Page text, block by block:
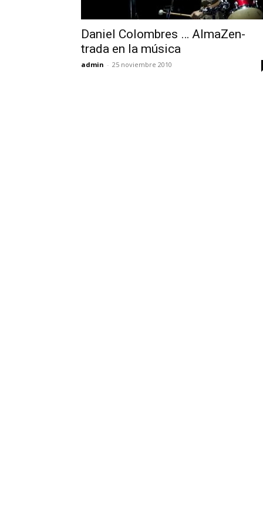
Daniel Colombres … AlmaZen-
trada en la música
admin - 25 noviembre 2010